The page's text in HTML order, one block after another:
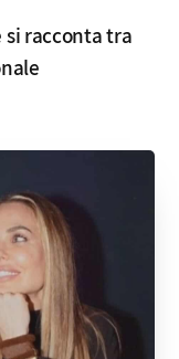
si racconta tra